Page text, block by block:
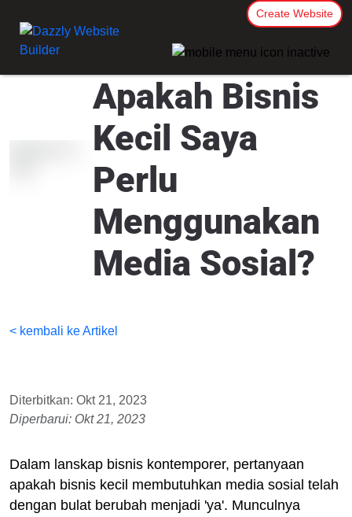
Create Website
Apakah Bisnis
Kecil Saya
Perlu
Menggunakan
Media Sosial?
< kembali ke Artikel
Diterbitkan: Okt 21, 2023
Diperbarui: Okt 21, 2023
Dalam lanskap bisnis kontemporer, pertanyaan
apakah bisnis kecil membutuhkan media sosial telah
dengan bulat berubah menjadi 'ya'. Munculnya